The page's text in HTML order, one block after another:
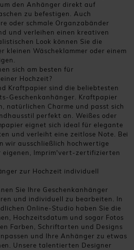
den Anhänger direkt auf
zu befestigen. Auch
oder schmale Organzabänder
und verleihen einen kreativen
Look können Sie die
kleinen Wäscheklammer oder einem
sich am besten für
Hochzeit?
Kraftpapier sind die beliebtesten
Geschenkanhänger. Kraftpapier
natürlichen Charme und passt sich
perfekt an. Weißes oder
eignet sich ideal für elegante
und verleiht eine zeitlose Note. Bei
wir ausschließlich hochwertige
eigenen, Imprim'vert-zertifizierten
zur Hochzeit individuell
Sie Ihre Geschenkanhänger
und individuell zu bearbeiten. In
Online-Studio haben Sie die
Hochzeitsdatum und sogar Fotos
Farben, Schriftarten und Designs
und Ihre Anhänger zu etwas
Unsere talentierten Designer